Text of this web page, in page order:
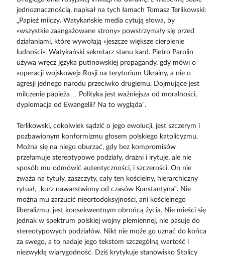
jednoznacznością, napisał na tych łamach Tomasz Terlikowski:
„Papież milczy. Watykańskie media cytują słowa, by
«wszystkie zaangażowane strony» powstrzymały się przed
działaniami, które wywołają «jeszcze większe cierpienie
ludności». Watykański sekretarz stanu kard. Pietro Parolin
używa wręcz języka putinowskiej propagandy, gdy mówi o
«operacji wojskowej» Rosji na terytorium Ukrainy, a nie o
agresji jednego narodu przeciwko drugiemu. Dojmujące jest
milczenie papieża… Polityka jest ważniejsza od moralności,
dyplomacja od Ewangelii? Na to wygląda”.
Terlikowski, cokolwiek sądzić o jego ewolucji, jest szczerym i
pozbawionym konformizmu głosem polskiego katolicyzmu.
Można się na niego oburzać, gdy bez kompromisów
przełamuje stereotypowe podziały, drażni i irytuje, ale nie
sposób mu odmówić autentyczności, i szczerości. On nie
zważa na tytuły, zaszczyty, cały ten kościelny, hierarchiczny
rytuał, „kurz nawarstwiony od czasów Konstantyna”. Nie
można mu zarzucić nieortodoksyjności, ani kościelnego
liberalizmu, jest konsekwentnym obrońcą życia. Nie mieści się
jednak w spektrum polskiej wojny plemiennej, nie pasuje do
stereotypowych podziałów. Nikt nie może go uznać do końca
za swego, a to nadaje jego tekstom szczególną wartość i
niezwykłą wiarygodność. Dziś krytykuje stanowisko Stolicy